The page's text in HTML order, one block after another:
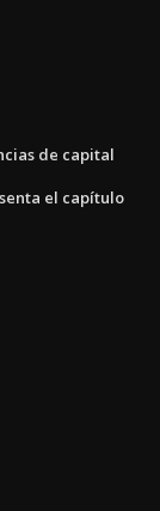
de capital
el capítulo